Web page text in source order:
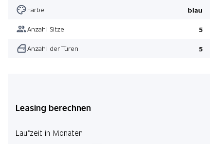
Farbe blau
Anzahl Sitze 5
Anzahl der Türen 5
Leasing berechnen
Laufzeit in Monaten